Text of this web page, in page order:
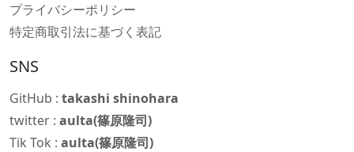
プライバシーポリシー
特定商取引法に基づく表記
SNS
GitHub : takashi shinohara
twitter : aulta(篠原隆司)
Tik Tok : aulta(篠原隆司)